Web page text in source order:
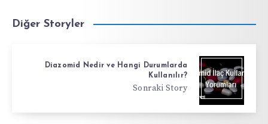
Diğer Storyler
Diazomid Nedir ve Hangi Durumlarda
Kullanılır?
Sonraki Story